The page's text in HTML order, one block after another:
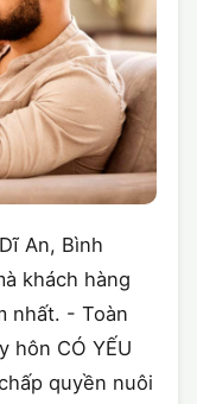
An, Bình
khách hàng
nhất. - Toàn
hôn CÓ YẾU
quyền nuôi